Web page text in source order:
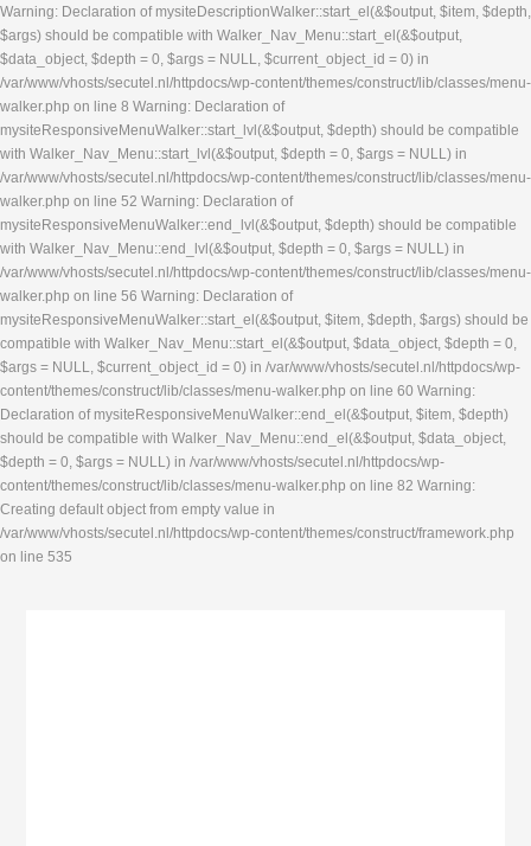
Warning: Declaration of mysiteDescriptionWalker::start_el(&$output, $item, $depth,
$args) should be compatible with Walker_Nav_Menu::start_el(&$output,
$data_object, $depth = 0, $args = NULL, $current_object_id = 0) in
/var/www/vhosts/secutel.nl/httpdocs/wp-content/themes/construct/lib/classes/menu-
walker.php on line 8 Warning: Declaration of
mysiteResponsiveMenuWalker::start_lvl(&$output, $depth) should be compatible
with Walker_Nav_Menu::start_lvl(&$output, $depth = 0, $args = NULL) in
/var/www/vhosts/secutel.nl/httpdocs/wp-content/themes/construct/lib/classes/menu-
walker.php on line 52 Warning: Declaration of
mysiteResponsiveMenuWalker::end_lvl(&$output, $depth) should be compatible
with Walker_Nav_Menu::end_lvl(&$output, $depth = 0, $args = NULL) in
/var/www/vhosts/secutel.nl/httpdocs/wp-content/themes/construct/lib/classes/menu-
walker.php on line 56 Warning: Declaration of
mysiteResponsiveMenuWalker::start_el(&$output, $item, $depth, $args) should be
compatible with Walker_Nav_Menu::start_el(&$output, $data_object, $depth = 0,
$args = NULL, $current_object_id = 0) in /var/www/vhosts/secutel.nl/httpdocs/wp-
content/themes/construct/lib/classes/menu-walker.php on line 60 Warning:
Declaration of mysiteResponsiveMenuWalker::end_el(&$output, $item, $depth)
should be compatible with Walker_Nav_Menu::end_el(&$output, $data_object,
$depth = 0, $args = NULL) in /var/www/vhosts/secutel.nl/httpdocs/wp-
content/themes/construct/lib/classes/menu-walker.php on line 82 Warning:
Creating default object from empty value in
/var/www/vhosts/secutel.nl/httpdocs/wp-content/themes/construct/framework.php
on line 535